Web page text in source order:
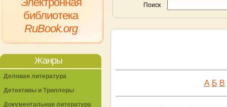
библиотека
RuBook.org
Поиск
А Б В
Жанры
Деловая литература
Детективы и Триллеры
Документальная литература